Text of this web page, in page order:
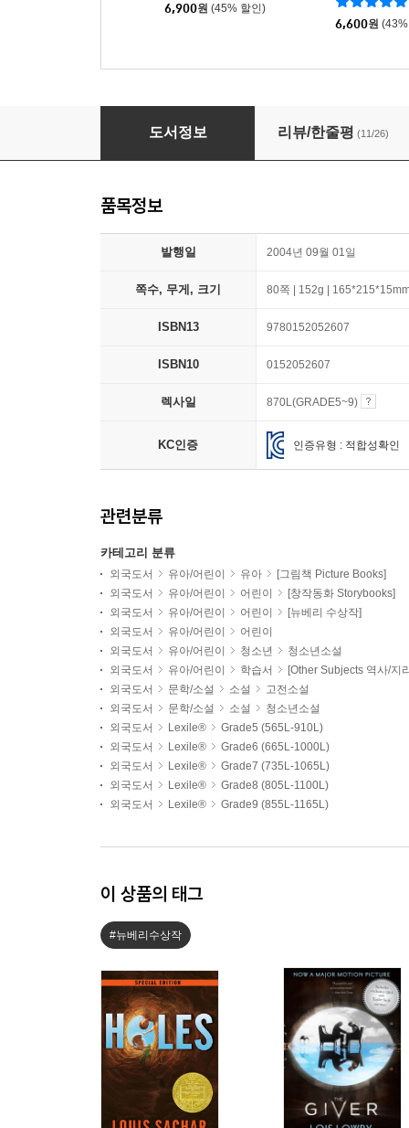
6,900원 (45% 할인)
6,600원
The Hundred Dresses
도서정보 리뷰/한줄평 (11/26)
품목정보
발행일 2004년 09월 01일
쪽수, 무게, 크기 80쪽 | 152g |
ISBN13 9780152052607
ISBN10 0152052607
렉사일 870L(GRADE5~9)
KC인증 인증유형 : 적합성확인
관련분류
카테고리 분류
외국도서 유아/어린이 유아
[그림책 Picture Books]
외국도서
유아/어린이 어린이
[창작동화 Storybooks]
외국도서
유아/어린이 어린이
[뉴베리 수상작]
외국도서
유아/어린이
어린이
외국도서
유아/어린이 청소년
청소년소설
외국도서
유아/어린이 학습서
[Other Subjects 역사/지
외국도서
문학/소설 소설
고전소설
외국도서
문학/소설 소설
청소년소설
외국도서
Lexile®
Grade5 (565L-910L)
외국도서
Lexile®
Grade6 (665L-1000L)
외국도서
Lexile®
Grade7 (735L-1065L)
외국도서
Lexile®
Grade8 (805L-1100L)
외국도서
Lexile® Grade9 (855L-1165L)
이 상품의 태그
#뉴베리수상작